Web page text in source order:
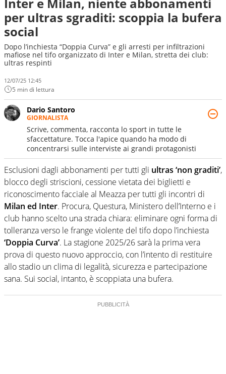
per ultras sgraditi: scoppia la bufera
social
Dopo l’inchiesta “Doppia Curva” e gli arresti per infiltrazioni
mafiose nel tifo organizzato di Inter e Milan, stretta dei club:
ultras respinti
12/07/25 12:45
5 min di lettura
Dario Santoro
GIORNALISTA
Scrive, commenta, racconta lo sport in tutte le
sfaccettature. Tocca l'apice quando ha modo di
concentrarsi sulle interviste ai grandi protagonisti
Esclusioni dagli abbonamenti per tutti gli ultras ‘non graditi’,
blocco degli striscioni, cessione vietata dei biglietti e
riconoscimento facciale al Meazza per tutti gli incontri di
Milan ed Inter. Procura, Questura, Ministero dell’Interno e i
club hanno scelto una strada chiara: eliminare ogni forma di
tolleranza verso le frange violente del tifo dopo l’inchiesta
‘Doppia Curva’. La stagione 2025/26 sarà la prima vera
prova di questo nuovo approccio, con l’intento di restituire
allo stadio un clima di legalità, sicurezza e partecipazione
sana. Sui social, intanto, è scoppiata una bufera.